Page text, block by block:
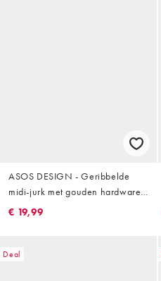
ASOS DESIGN - Geribbelde
midi-jurk met gouden hardware
in kaki
€ 19,99
Deal